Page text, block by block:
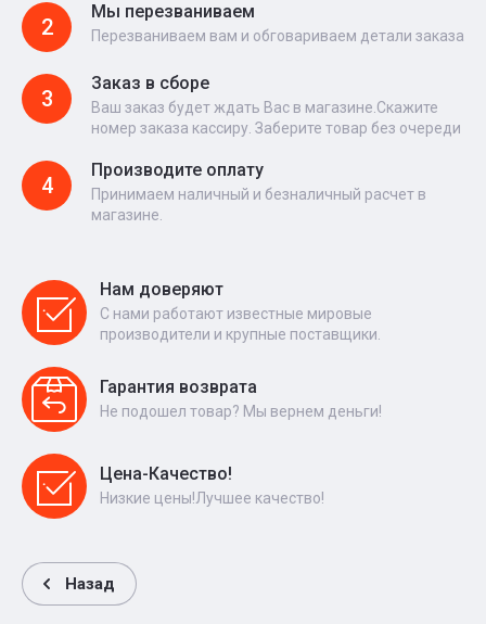
2
Мы перезваниваем
Перезваниваем вам и обговариваем детали заказа
3
Заказ в сборе
Ваш заказ будет ждать Вас в магазине.Скажите
номер заказа кассиру. Заберите товар без очереди
4
Производите оплату
Принимаем наличный и безналичный расчет в
магазине.
Нам доверяют
С нами работают известные мировые
производители и крупные поставщики.
Гарантия возврата
Не подошел товар? Мы вернем деньги!
Цена-Качество!
Низкие цены!Лучшее качество!
Назад